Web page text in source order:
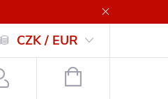
společnosti
CZK / EUR
NÁKUPNÍ